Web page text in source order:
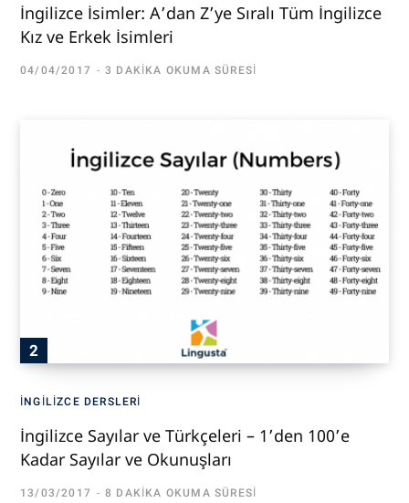
İngilizce İsimler: A’dan Z’ye Sıralı Tüm İngilizce
Kız ve Erkek İsimleri
04/04/2017 3 DAKIKA OKUMA SÜRESI
İNGILIZCE DERSLERI
İngilizce Sayılar ve Türkçeleri – 1’den 100’e
Kadar Sayılar ve Okunuşları
13/03/2017 8 DAKIKA OKUMA SÜRESI